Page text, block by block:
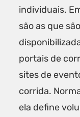
individuais.
são as que são
portais de
sites de
corrida.
ela define